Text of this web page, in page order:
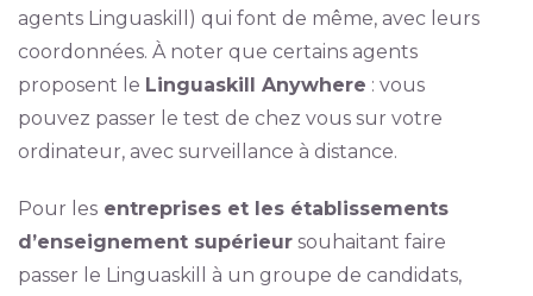
agents Linguaskill) qui font de même, avec leurs
coordonnées. À noter que certains agents
proposent le Linguaskill Anywhere : vous
pouvez passer le test de chez vous sur votre
ordinateur, avec surveillance à distance.
Pour lesentreprises et les établissements
d’enseignement supérieursouhaitant faire
passer le Linguaskill à un groupe de candidats,